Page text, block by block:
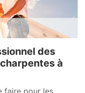
des
à
faire pour les